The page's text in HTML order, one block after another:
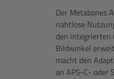
Der Metabones
nahtlose
den integrierten
Bildwinkel
macht den
an APS-C- oder